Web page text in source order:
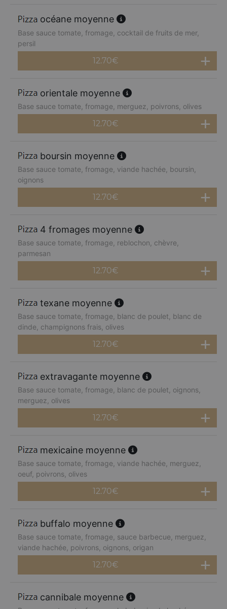
océane moyenne
Base sauce tomate, fromage, cocktail de fruits de mer,
persil
12.70€
orientale moyenne
Base sauce tomate, fromage, merguez, poivrons, olives
12.70€
boursin moyenne
Base sauce tomate, fromage, viande hachée, boursin,
oignons
12.70€
4 fromages moyenne
Base sauce tomate, fromage, reblochon, chèvre,
parmesan
12.70€
texane moyenne
Base sauce tomate, fromage, blanc de poulet, blanc de
dinde, champignons frais, olives
12.70€
extravagante moyenne
Base sauce tomate, fromage, blanc de poulet, oignons,
merguez, olives
12.70€
mexicaine moyenne
Base sauce tomate, fromage, viande hachée, merguez,
oeuf, poivrons, olives
12.70€
buffalo moyenne
Base sauce tomate, fromage, sauce barbecue, merguez,
viande hachée, poivrons, oignons, origan
12.70€
cannibale moyenne